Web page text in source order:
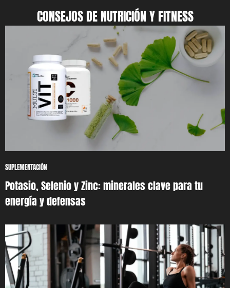
CONSEJOS DE NUTRICIÓN Y FITNESS
SUPLEMENTACIÓN
Potasio, Selenio y Zinc: minerales clave para tu
energía y defensas